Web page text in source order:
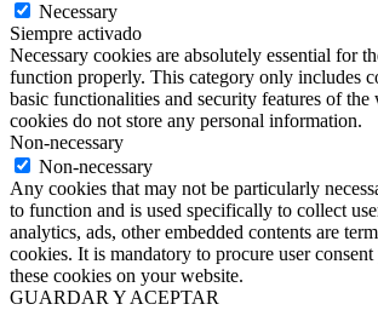
Necessary
Siempre activado
Necessary cookies are absolutely essential for
function properly. This category only includes
basic functionalities and security features of the
cookies do not store any personal information.
Non-necessary
Non-necessary
Any cookies that may not be particularly
to function and is used specifically to collect
analytics, ads, other embedded contents are
cookies. It is mandatory to procure user
these cookies on your website.
GUARDAR Y ACEPTAR